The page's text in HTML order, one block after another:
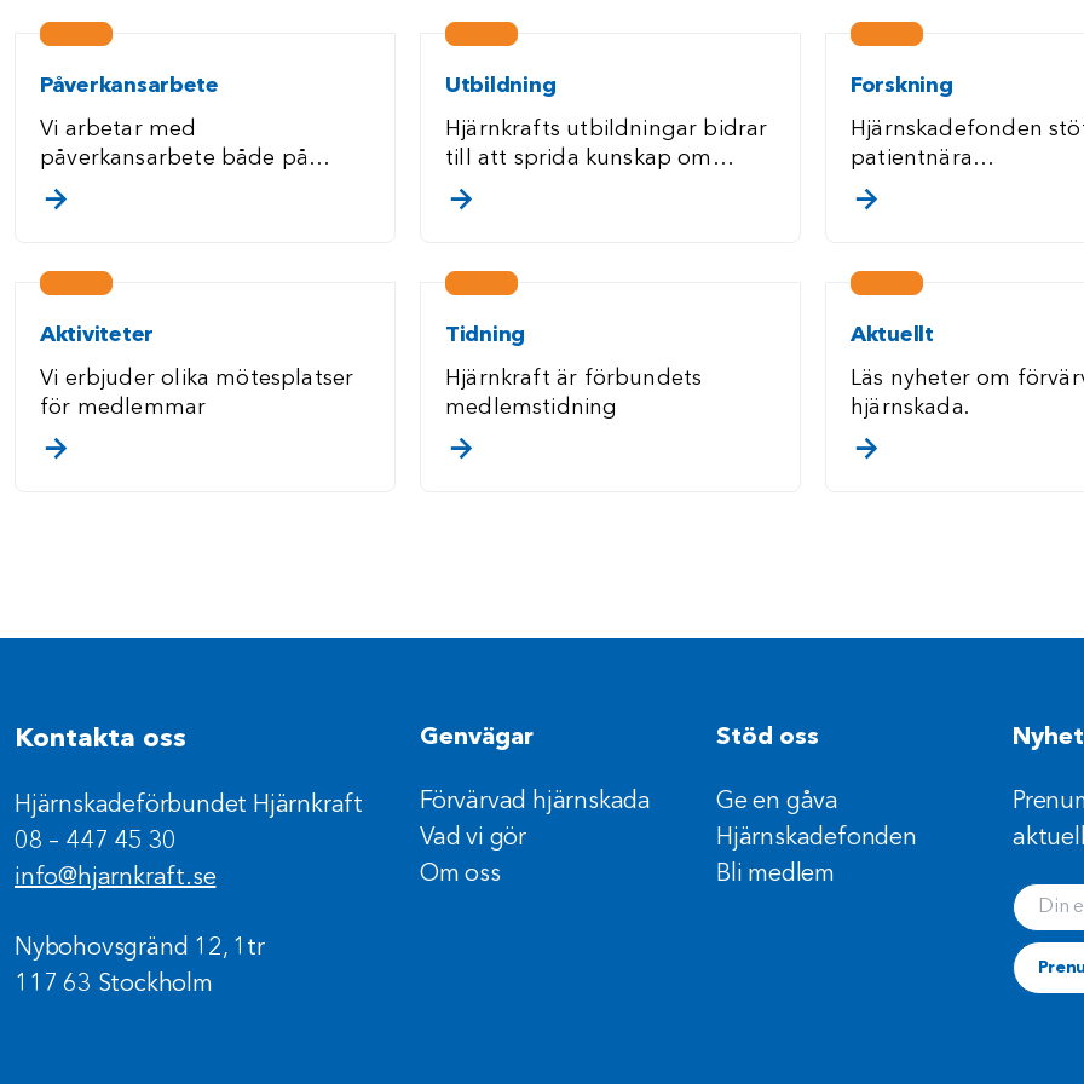
Påverkansarbete
Vi arbetar med
påverkansarbete både på
regional och lokal nivå.
Utbildning
Hjärnkrafts utbildningar bidrar
till att sprida kunskap om
konsekvenser efter förvärvad
hjärnskada.
Forskning
Hjärnskadefonden
patientnära
hjärnskadeforskning
Aktiviteter
Vi erbjuder olika mötesplatser
för medlemmar
Tidning
Hjärnkraft är förbundets
medlemstidning
Aktuellt
Läs nyheter om
hjärnskada.
Kontakta oss
Hjärnskadeförbundet Hjärnkraft
08 – 447 45 30
info@hjarnkraft.se
Nybohovsgränd 12, 1tr
117 63 Stockholm
Genvägar
Förvärvad hjärnskada
Vad vi gör
Om oss
Stöd oss
Ge en gåva
Hjärnskadefonden
Bli medlem
Din e-